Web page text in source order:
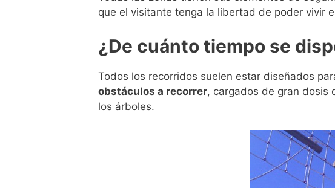
que el visitante tenga la libertad de poder vivir
¿De cuánto tiempo se
Todos los recorridos suelen estar diseñados
obstáculos a recorrer, cargados de gran dosis
los árboles.